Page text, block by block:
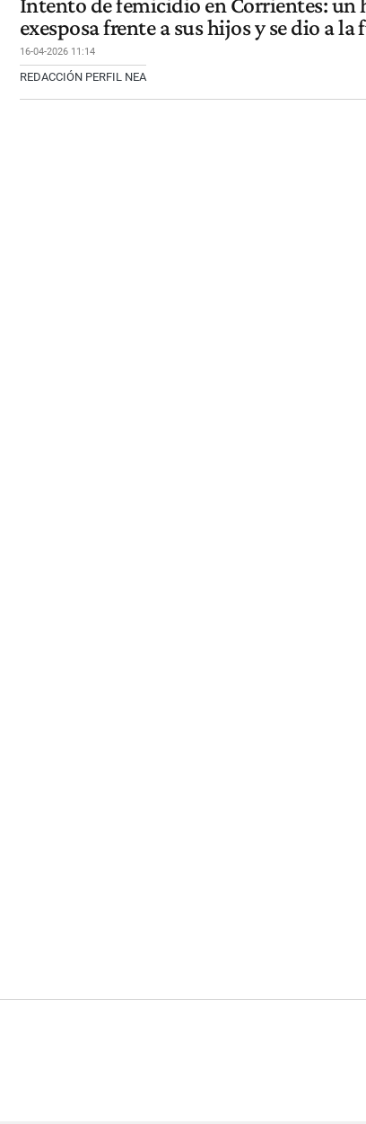
exesposa frente a sus hijos y se dio a la
16-04-2026 11:14
REDACCIÓN PERFIL NEA